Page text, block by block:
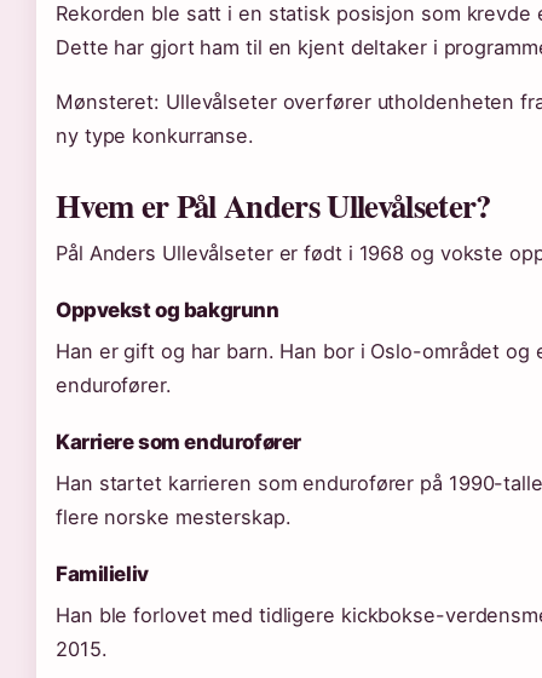
Rekorden ble satt i en statisk posisjon som krevde
Dette har gjort ham til en kjent deltaker i
Mønsteret: Ullevålseter overfører utholdenheten
ny type konkurranse.
Hvem er Pål Anders Ullevålseter?
Pål Anders Ullevålseter er født i 1968 og vokste
Oppvekst og bakgrunn
Han er gift og har barn. Han bor i Oslo-området og
endurofører.
Karriere som endurofører
Han startet karrieren som endurofører på 1990-
flere norske mesterskap.
Familieliv
Han ble forlovet med tidligere kickbokse-
2015.